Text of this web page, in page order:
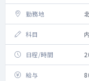
勤務地
科目
日程/時間
給与